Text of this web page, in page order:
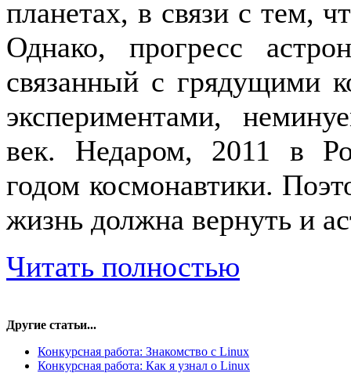
планетах, в связи с тем,
Однако, прогресс
связанный с грядущими
экспериментами,
век. Недаром, 2011 в
годом космонавтики.
жизнь должна вернуть и
Читать полностью
Другие статьи...
Конкурсная работа: Знакомство с Linux
Конкурсная работа: Как я узнал о Linux